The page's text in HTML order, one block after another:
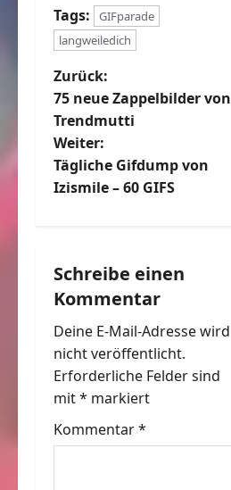
Tags:
GIFparade
langweiledich
B
e
i
t
a
g
s
n
a
v
Zurück:
75 neue Zappelbilder von
Trendmutti
Weiter:
Tägliche Gifdump von
Izismile – 60 GIFS
Schreibe einen
Kommentar
Deine E-Mail-Adresse wird
nicht veröffentlicht.
Erforderliche Felder sind
mit* markiert
Kommentar*